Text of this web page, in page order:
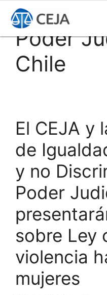
Poder
Chile
El CEJA y
de
y no
Poder
sobre Ley
violencia
mujeres